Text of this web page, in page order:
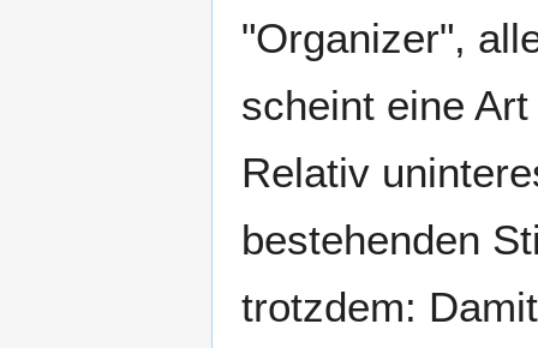
"Organizer",
scheint eine
Relativ
bestehenden
trotzdem: